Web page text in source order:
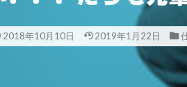
2018年10月10日 2019年1月22日